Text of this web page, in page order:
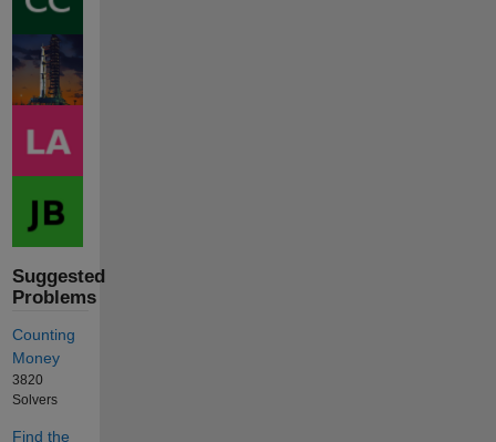
Suggested
Problems
Counting
Money
3820
Solvers
Find the